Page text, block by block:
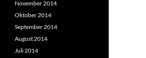
November 2014
Oktober 2014
September 2014
August 2014
Juli 2014